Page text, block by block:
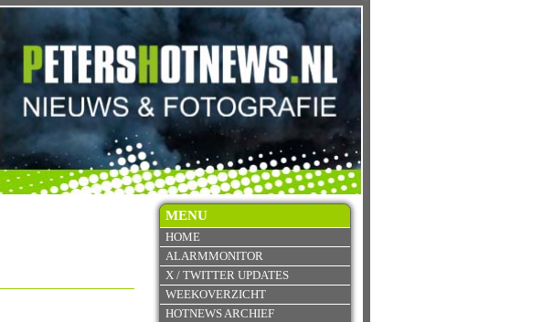
MENU
HOME
ALARMMONITOR
X / TWITTER UPDATES
WEEKOVERZICHT
HOTNEWS ARCHIEF